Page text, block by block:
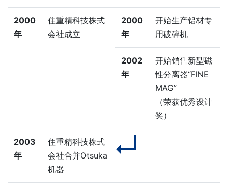
2000
年
住重精科技株式
会社成立
2000
年
开始生产铝材专
用破碎机
2002
年
开始销售新型磁
性分离器“FINE
MAG”
（荣获优秀设计
奖）
2003
年
住重精科技株式
会社合并Otsuka
机器